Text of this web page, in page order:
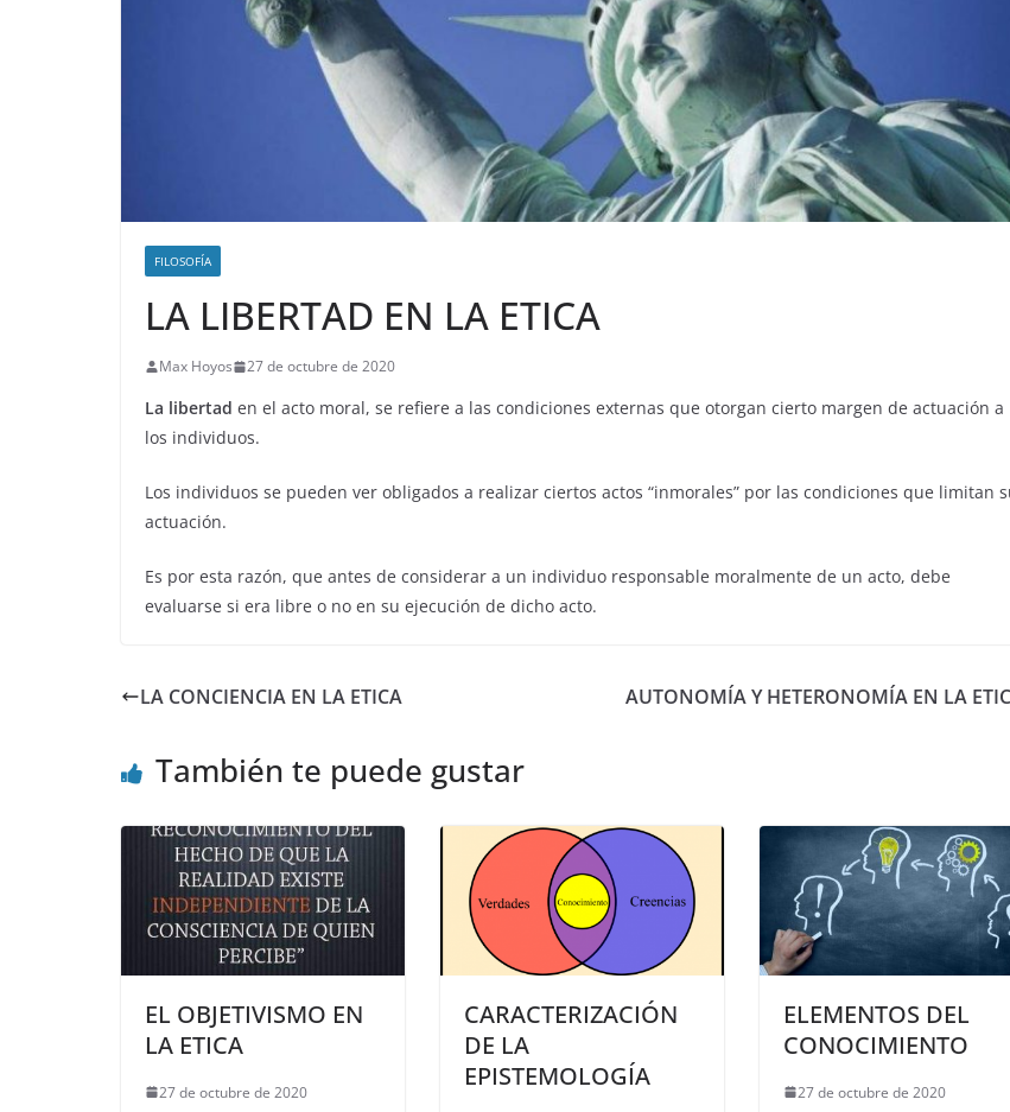
FILOSOFÍA
LA LIBERTAD EN LA ETICA
Max Hoyos 27 de octubre de 2020
La libertad en el acto moral, se refiere a las condiciones externas que otorgan cierto margen de actuación a
los individuos.
Los individuos se pueden ver obligados a realizar ciertos actos “inmorales” por las condiciones que limitan
actuación.
Es por esta razón, que antes de considerar a un individuo responsable moralmente de un acto, debe
evaluarse si era libre o no en su ejecución de dicho acto.
LA CONCIENCIA EN LA ETICA AUTONOMÍA Y HETERONOMÍA EN LA
También te puede gustar
EL OBJETIVISMO EN
LA ETICA
27 de octubre de 2020
CARACTERIZACIÓN
DE LA
EPISTEMOLOGÍA
ELEMENTOS DEL
CONOCIMIENTO
27 de octubre de 2020